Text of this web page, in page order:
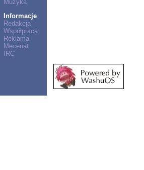
Muzyka
Informacje
Redakcja
Współpraca
Reklama
Mecenat
IRC